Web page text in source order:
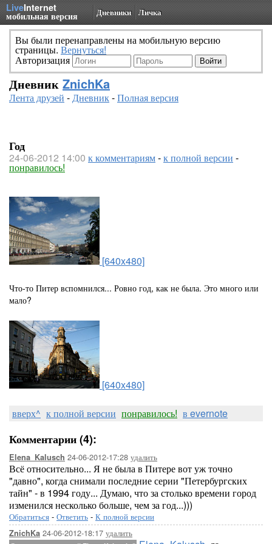
LiveInternet
мобильная версия Дневники Личка
Вы были перенаправлены на мобильную версию
страницы. Вернуться!
Авторизация
Дневник ZnichKa
Лента друзей -Дневник-Полная версия
Год
24-06-2012 14:00 к комментариям-к полной версии -
понравилось!
[640x480]
Что-то Питер вспомнился... Ровно год, как не была. Это много или
мало?
[640x480]
вверх^ к полной версии понравилось! в evernote
Комментарии (4):
Elena_Kalusch 24-06-2012-17:28 удалить
Всё относительно... Я не была в Питере вот уж точно
"давно", когда снимали последние серии "Петербургских
тайн" - в 1994 году... Думаю, что за столько времени город
изменился несколько больше, чем за год...)))
Обратиться - Ответить - К полной версии
ZnichKa 24-06-2012-18:17 удалить